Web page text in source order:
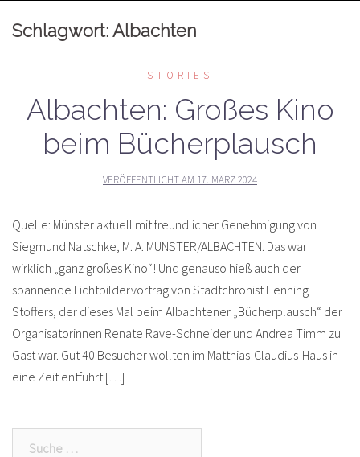
Schlagwort:Albachten
STORIES
Albachten: Großes Kino
beim Bücherplausch
VERÖFFENTLICHT AM 17. MÄRZ 2024
Quelle: Münster aktuell mit freundlicher Genehmigung von
Siegmund Natschke, M. A. MÜNSTER/ALBACHTEN. Das war
wirklich „ganz großes Kino“! Und genauso hieß auch der
spannende Lichtbildervortrag von Stadtchronist Henning
Stoffers, der dieses Mal beim Albachtener „Bücherplausch“ der
Organisatorinnen Renate Rave-Schneider und Andrea Timm zu
Gast war. Gut 40 Besucher wollten im Matthias-Claudius-Haus in
eine Zeit entführt […]